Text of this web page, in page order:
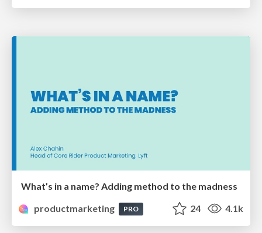
What’s in a name? Adding method to the madness
productmarketing
PRO 24 4.1k